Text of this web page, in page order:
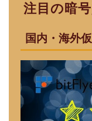
注目の暗
国内・海外